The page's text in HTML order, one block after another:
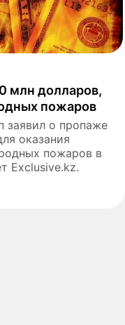
млн долларов,
пожаров
заявил о пропаже
оказания
пожаров в
Exclusive.kz.